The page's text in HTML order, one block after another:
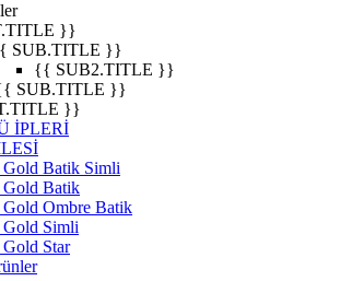
}}
SUB.TITLE }}
{{ SUB2.TITLE }}
SUB.TITLE }}
}}
İPLERİ
Gold Batik Simli
Gold Batik
Gold Ombre Batik
Gold Simli
Star